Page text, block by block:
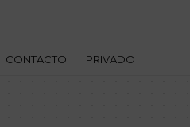
CONTACTO PRIVADO